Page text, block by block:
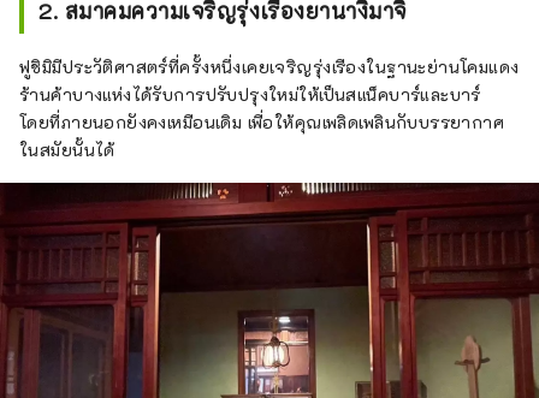
2. สมาคมความเจริญรุ่งเรืองยานางิมาจิ
ฟูชิมิมีประวัติศาสตร์ที่ครั้งหนึ่งเคยเจริญรุ่งเรืองในฐานะย่านโคมแดง
ร้านค้าบางแห่งได้รับการปรับปรุงใหม่ให้เป็นสแน็คบาร์และบาร์
โดยที่ภายนอกยังคงเหมือนเดิม เพื่อให้คุณเพลิดเพลินกับบรรยากาศ
ในสมัยนั้นได้